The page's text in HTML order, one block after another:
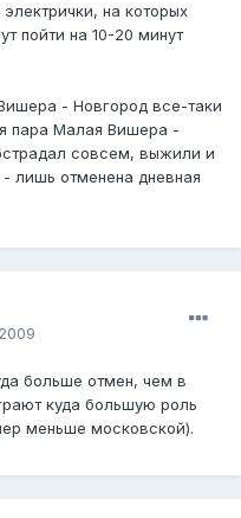
на которых
пойти на 10-20 минут
- Новгород все-таки
пара Малая Вишера -
совсем, выжили и
лишь отменена дневная
больше отмен, чем в
куда большую роль
меньше московской).